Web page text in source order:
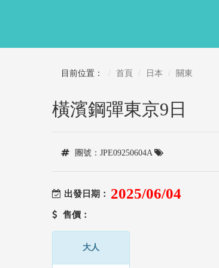
目前位置： 首頁 日本 關東
橫濱鋼彈東京9日
團號：JPE09250604A
出發日期： 2025/06/04
售價：
大人